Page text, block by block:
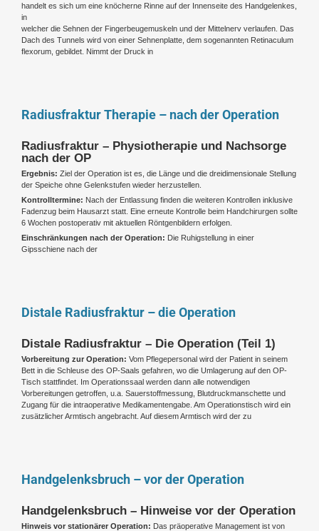
handelt es sich um eine knöcherne Rinne auf der Innenseite des Handgelenkes,
in
welcher die Sehnen der Fingerbeugemuskeln und der Mittelnerv verlaufen. Das
Dach des Tunnels wird von einer Sehnenplatte, dem sogenannten Retinaculum
flexorum, gebildet. Nimmt der Druck in
Radiusfraktur Therapie – nach der Operation
Radiusfraktur – Physiotherapie und Nachsorge
nach der OP
Ergebnis: Ziel der Operation ist es, die Länge und die dreidimensionale Stellung
der Speiche ohne Gelenkstufen wieder herzustellen.
Kontrolltermine: Nach der Entlassung finden die weiteren Kontrollen inklusive
Fadenzug beim Hausarzt statt. Eine erneute Kontrolle beim Handchirurgen sollte
6 Wochen postoperativ mit aktuellen Röntgenbildern erfolgen.
Einschränkungen nach der Operation: Die Ruhigstellung in einer
Gipsschiene nach der
Distale Radiusfraktur – die Operation
Distale Radiusfraktur – Die Operation (Teil 1)
Vorbereitung zur Operation: Vom Pflegepersonal wird der Patient in seinem
Bett in die Schleuse des OP-Saals gefahren, wo die Umlagerung auf den OP-
Tisch stattfindet. Im Operationssaal werden dann alle notwendigen
Vorbereitungen getroffen, u.a. Sauerstoffmessung, Blutdruckmanschette und
Zugang für die intraoperative Medikamentengabe. Am Operationstisch wird ein
zusätzlicher Armtisch angebracht. Auf diesem Armtisch wird der zu
Handgelenksbruch – vor der Operation
Handgelenksbruch – Hinweise vor der Operation
Hinweis vor stationärer Operation: Das präoperative Management ist von